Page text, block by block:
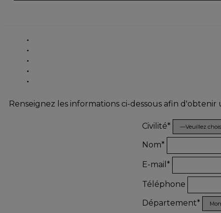
Renseignez les informations ci-dessous afin
Civilité*
Nom*
E-mail*
Téléphone
Département*